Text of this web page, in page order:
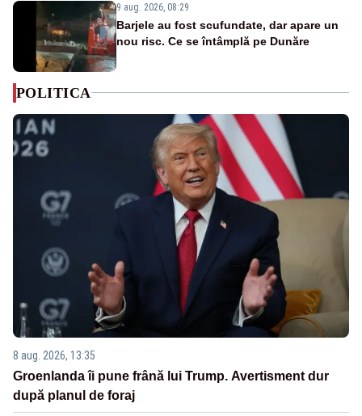
9 aug. 2026, 08:29
Barjele au fost scufundate, dar apare un
nou risc. Ce se întâmplă pe Dunăre
POLITICA
8 aug. 2026, 13:35
Groenlanda îi pune frână lui Trump. Avertisment dur
după planul de foraj